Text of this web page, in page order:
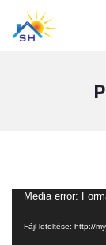
Videólejátszó
Media error:
Fájl letöltése: http://